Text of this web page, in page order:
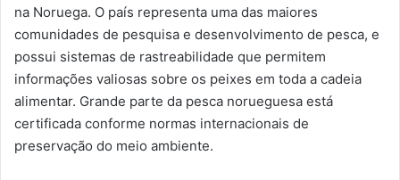
na Noruega. O país representa uma das maiores
comunidades de pesquisa e desenvolvimento de pesca, e
possui sistemas de rastreabilidade que permitem
informações valiosas sobre os peixes em toda a cadeia
alimentar. Grande parte da pesca norueguesa está
certificada conforme normas internacionais de
preservação do meio ambiente.